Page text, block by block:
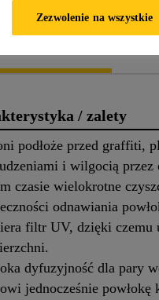
/ zalety
podłoże przed graffiti,
i wilgocią
czasie wielokrotne
odnawiania
filtr UV, dzięki czemu
dyfuzyjność dla pary
jednocześnie powłokę
Zezwolenie na wszystkie